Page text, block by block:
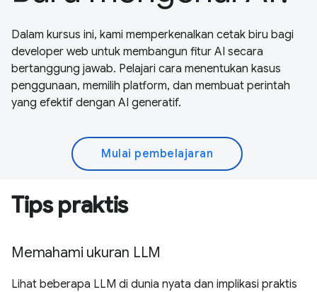
Dalam kursus ini, kami memperkenalkan cetak biru bagi
developer web untuk membangun fitur AI secara
bertanggung jawab. Pelajari cara menentukan kasus
penggunaan, memilih platform, dan membuat perintah
yang efektif dengan AI generatif.
Mulai pembelajaran
Tips praktis
Memahami ukuran LLM
Lihat beberapa LLM di dunia nyata dan implikasi praktis